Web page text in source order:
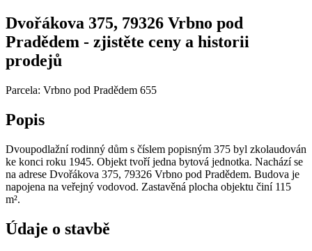
Dvořákova 375, 79326 Vrbno pod
Pradědem - zjistěte ceny a historii
prodejů
Parcela: Vrbno pod Pradědem 655
Popis
Dvoupodlažní rodinný dům s číslem popisným 375 byl zkolaudován
ke konci roku 1945. Objekt tvoří jedna bytová jednotka. Nachází se
na adrese Dvořákova 375, 79326 Vrbno pod Pradědem. Budova je
napojena na veřejný vodovod. Zastavěná plocha objektu činí 115
m².
Údaje o stavbě